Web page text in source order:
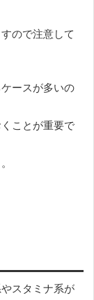
ので注意して
ースが多いの
ことが重要で
スタミナ系が